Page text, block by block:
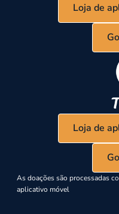
Loja de
Loja de
As doações são processadas
aplicativo móvel